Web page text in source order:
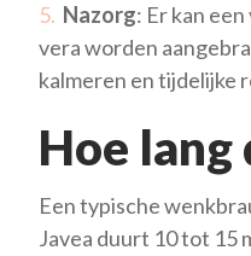
Nazorg: Er kan
vera worden
kalmeren en tijdelijke
Hoe lang
Een typische
Javea duurt 10 tot 15